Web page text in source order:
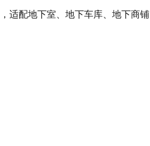
适配地下室、地下车库、地下商